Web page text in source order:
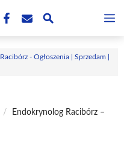
Racibórz - Ogłoszenia | Sprzedam |
/
Endokrynolog Racibórz –